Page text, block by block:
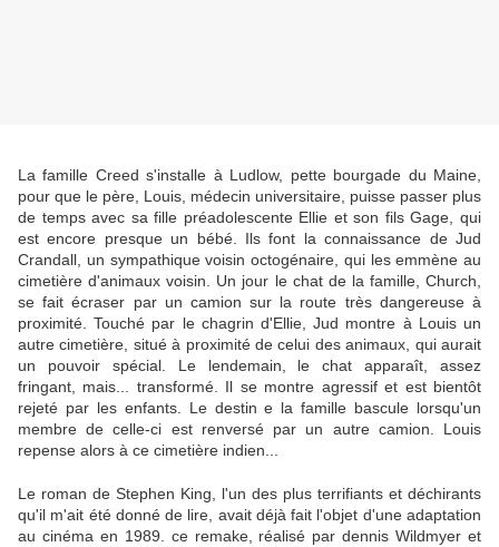
La famille Creed s'installe à Ludlow, pette bourgade du Maine,
pour que le père, Louis, médecin universitaire, puisse passer plus
de temps avec sa fille préadolescente Ellie et son fils Gage, qui
est encore presque un bébé. Ils font la connaissance de Jud
Crandall, un sympathique voisin octogénaire, qui les emmène au
cimetière d'animaux voisin. Un jour le chat de la famille, Church,
se fait écraser par un camion sur la route très dangereuse à
proximité. Touché par le chagrin d'Ellie, Jud montre à Louis un
autre cimetière, situé à proximité de celui des animaux, qui aurait
un pouvoir spécial. Le lendemain, le chat apparaît, assez
fringant, mais... transformé. Il se montre agressif et est bientôt
rejeté par les enfants. Le destin e la famille bascule lorsqu'un
membre de celle-ci est renversé par un autre camion. Louis
repense alors à ce cimetière indien...
Le roman de Stephen King, l'un des plus terrifiants et déchirants
qu'il m'ait été donné de lire, avait déjà fait l'objet d'une adaptation
au cinéma en 1989. ce remake, réalisé par dennis Wildmyer et